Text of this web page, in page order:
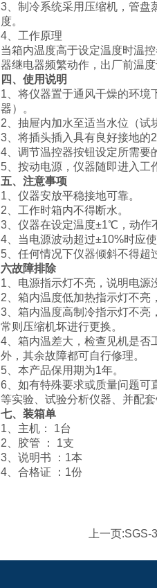
3、制冷系统采用压缩机，管盘
度。
4、工作原理
当箱内温度高于设定温度时温
器继电器频繁动作，出厂前温
四、使用说明
1、将仪器置于通风干燥的环境
器）。
2、抽屉内加水至适当水位（试
3、将插头插入具有良好接地的
4、调节温控器按钮设定所需要
5、按动电源，仪器随即进入工
五、注意事项
1、仪器安放平稳接地可靠。
2、工作时箱内不得断水。
3、仪器在设定温度±1℃，动作
4、当电源波动超过±10%时应使
5、任何情况下仪器倾斜不得超
六故障排除
1、电源指示灯不亮，说明电源
2、箱内温度低加热指示灯不亮
3、箱内温度高制冷指示灯不亮
常则压缩机坏进行更换。
4、箱内温差大，检查见机是否
外，其余故障都可自行修理。
5、本产品保用期为1年。
6、如有特殊要求或质量问题可
等实验、试验分析仪器、并配套
七、装箱单
1、主机： 1台
2、胶管 ： 1支
3、说明书 ：1本
4、合格证 ：1份
上一页